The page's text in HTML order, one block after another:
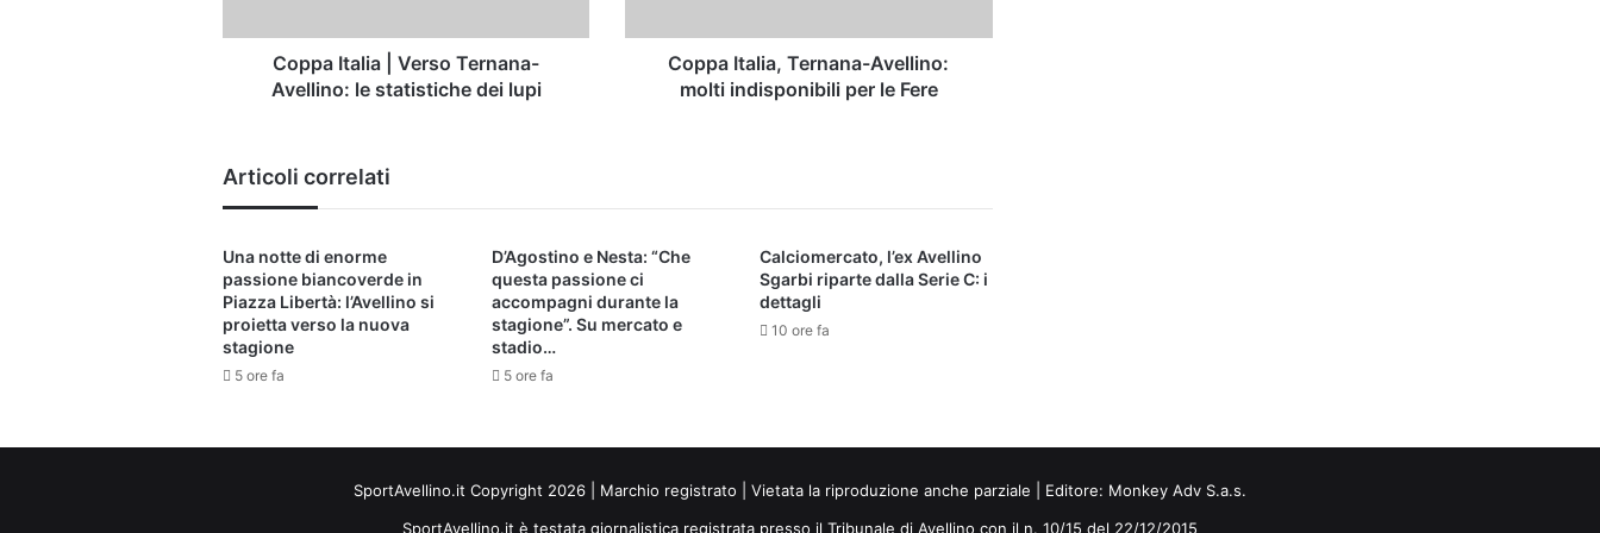
dei
Coppa Italia | Verso Ternana-
Avellino: le statistiche dei lupi
Fere
Coppa Italia, Ternana-Avellino:
molti indisponibili per le Fere
Articoli correlati
Una notte di enorme
passione biancoverde in
Piazza Libertà: l’Avellino si
proietta verso la nuova
stagione
5 ore fa
D’Agostino e Nesta: “Che
questa passione ci
accompagni durante la
stagione”. Su mercato e
stadio…
5 ore fa
Calciomercato, l’ex Avellino
Sgarbi riparte dalla Serie C: i
dettagli
10 ore fa
SportAvellino.it Copyright 2026 | Marchio registrato | Vietata la riproduzione anche parziale | Editore: Monkey Adv S.a.s.
SportAvellino.it è testata giornalistica registrata presso il Tribunale di Avellino con il n. 10/15 del 22/12/2015